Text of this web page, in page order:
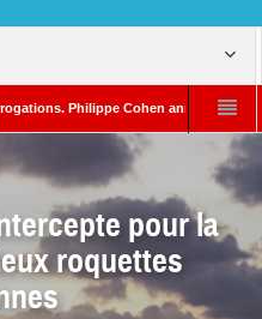
Philippe Cohen annonce se
L’Iran menace de frapper
pour la
roquettes